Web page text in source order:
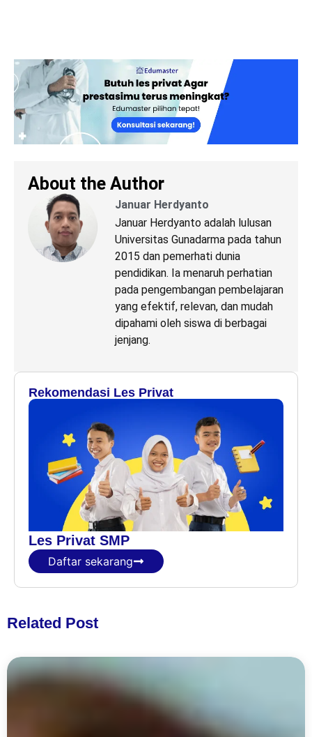
About the Author
Januar Herdyanto
Januar Herdyanto adalah lulusan
Universitas Gunadarma pada tahun
2015 dan pemerhati dunia
pendidikan. Ia menaruh perhatian
pada pengembangan pembelajaran
yang efektif, relevan, dan mudah
dipahami oleh siswa di berbagai
jenjang.
Rekomendasi Les Privat
Les Privat SMP
Daftar sekarang
Related Post